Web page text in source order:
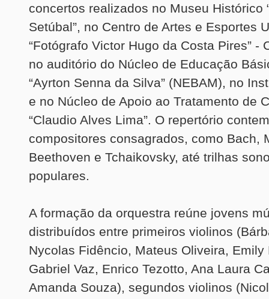
concertos realizados no Museu Histórico
Setúbal”, no Centro de Artes e Esportes
“Fotógrafo Victor Hugo da Costa Pires” -
no auditório do Núcleo de Educação
“Ayrton Senna da Silva” (NEBAM), no
e no Núcleo de Apoio ao Tratamento de
“Claudio Alves Lima”. O repertório
compositores consagrados, como Bach,
Beethoven e Tchaikovsky, até trilhas
populares.
A formação da orquestra reúne jovens
distribuídos entre primeiros violinos
Nycolas Fidêncio, Mateus Oliveira, Emily
Gabriel Vaz, Enrico Tezotto, Ana Laura
Amanda Souza), segundos violinos